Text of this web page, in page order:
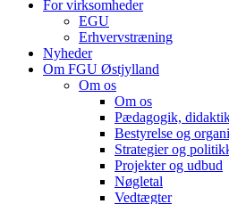
For virksomheder
EGU
Erhvervstræning
Nyheder
Om FGU Østjylland
Om os
Om os
Pædagogik,
Bestyrelse og
Strategier og
Projekter og udbud
Nøgletal
Vedtægter